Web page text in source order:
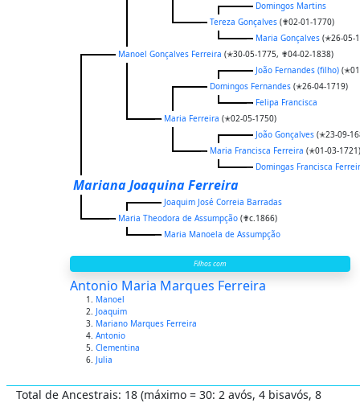
Domingos Martins
Tereza Gonçalves(✟02-01-1770)
Maria Gonçalves(✭26-05-
Manoel Gonçalves Ferreira (✭30-05-1775, ✟04-02-1838)
João Fernandes (filho)
Domingos Fernandes(✭26-04-1719)
Felipa Francisca
Maria Ferreira (✭02-05-1750)
João Gonçalves(✭23-09-
Maria Francisca Ferreira (✭01-03-1721)
Domingas Francisca
Mariana Joaquina Ferreira
Joaquim José Correia Barradas
Maria Theodora de Assumpção(✟c.1866)
Maria Manoela de Assumpção
Filhos com
Antonio Maria Marques Ferreira
Manoel
Joaquim
Mariano Marques Ferreira
Antonio
Clementina
Julia
Total de Ancestrais: 18 (máximo = 30: 2 avós, 4 bisavós, 8